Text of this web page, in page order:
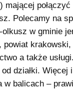
mającej
Polecamy na
w gminie
a także
działki. Więcej
w balicach –